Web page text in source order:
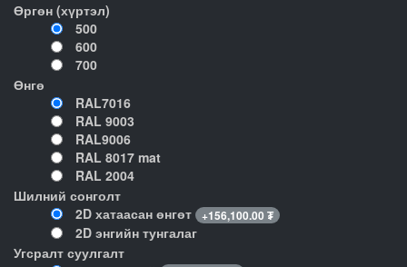
Өргөн (хүртэл)
500
600
700
Өнгө
RAL7016
RAL 9003
RAL9006
RAL 8017 mat
RAL 2004
Шилний сонголт
2D хатаасан өнгөт
+156,100.00 ₮
2D энгийн тунгалаг
Угсралт суулгалт